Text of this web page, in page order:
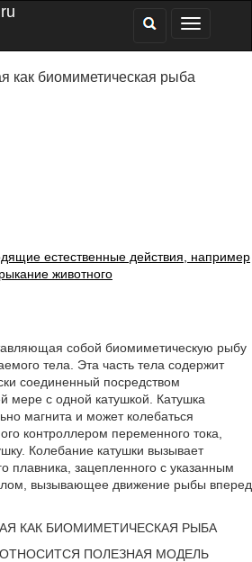
как биомиметическая рыба
естественные действия, например
животного
собой биомиметическую рыбу
тела. Эта часть тела содержит
соединенный посредством
мере с одной катушкой. Катушка
магнита и может колебаться
контроллером переменного тока,
Колебание катушки вызывает
плавника, зацепленного с указанным
вызывающее движение рыбы вперед
КАК БИОМИМЕТИЧЕСКАЯ РЫБА
ПОЛЕЗНАЯ МОДЕЛЬ